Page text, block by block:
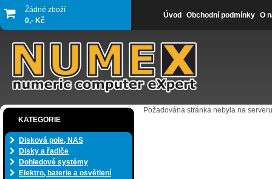
Žádné zboží
0,- Kč
Úvod Obchodní podmínky O
KATEGORIE
Disková pole, NAS
Disky a řadiče
Dohledové systémy
Elektro, baterie a osvětlení
Požadována stránka nebyla na